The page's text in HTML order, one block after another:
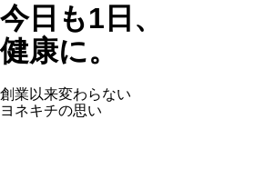
今日も1日、
健康に。
創業以来変わらない
ヨネキチの思い